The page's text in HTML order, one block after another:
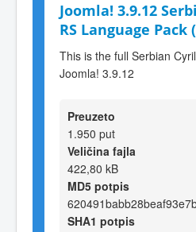
Joomla! 3.9.12
RS Language Pack
This is the full Serbian
Joomla! 3.9.12
Preuzeto
1.950 put
Veličina fajla
422,80 kB
MD5 potpis
SHA1 potpis